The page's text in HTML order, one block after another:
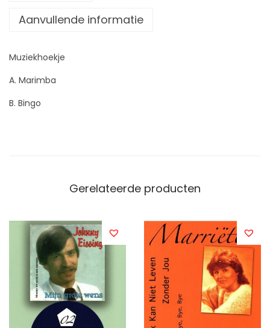
Aanvullende informatie
Muziekhoekje
A. Marimba
B. Bingo
Gerelateerde producten